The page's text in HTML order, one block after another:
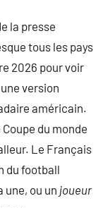
la presse
tous les pays
2026 pour voir
une version
américain.
du monde
Le Français
du football
une, ou un joueur